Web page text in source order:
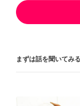
まずは話を聞いてみ